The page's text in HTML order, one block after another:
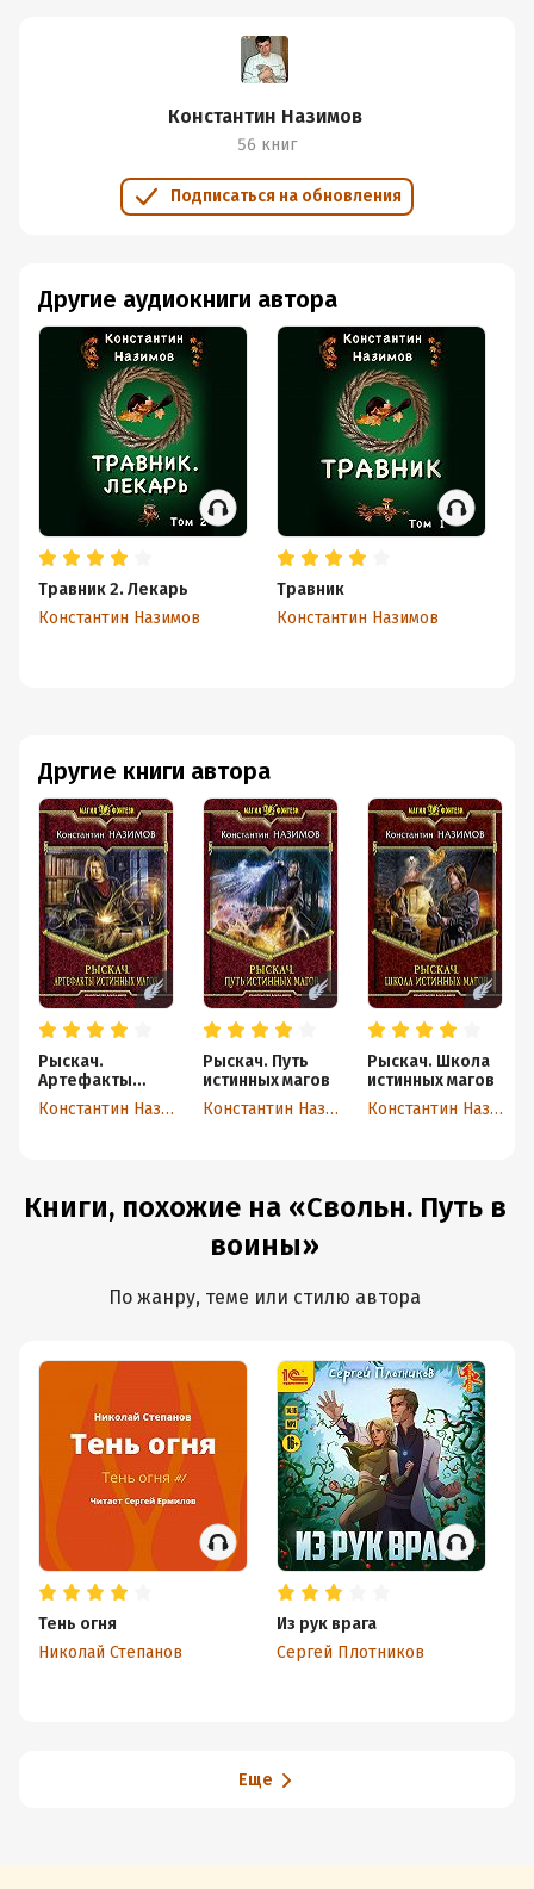
Константин Назимов
56 книг
Подписаться на обновления
Другие книги автора
Рыскач.
Артефакты
истинных магов Константин Назимов
Рыскач. Путь
истинных магов
Константин Назимов
Рыскач. Школа
истинных магов
Константин Назимов
Другие аудиокниги автора
Травник 2. Лекарь
Константин Назимов
Травник
Константин Назимов
Книги, похожие на «Свольн. Путь в
воины»
По жанру, теме или стилю автора
Тень огня
Николай Степанов
Из рук врага
Сергей Плотников
Еще